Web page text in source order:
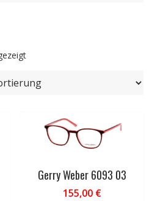
Gerry Weber 6093 03
155,00 €